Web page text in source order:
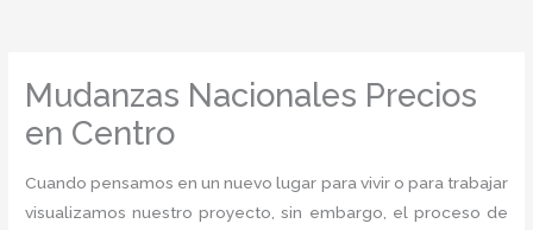
Mudanzas Nacionales Precios
en Centro
Cuando pensamos en un nuevo lugar para vivir o para trabajar
visualizamos nuestro proyecto, sin embargo, el proceso de